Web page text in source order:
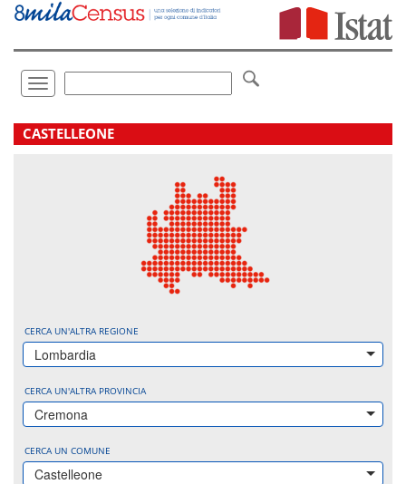
Vai
direttamente
Toggle
navigation
.
CASTELLEONE
CERCA UN'ALTRA REGIONE
Lombardia
CERCA UN'ALTRA PROVINCIA
Cremona
CERCA UN COMUNE
Castelleone